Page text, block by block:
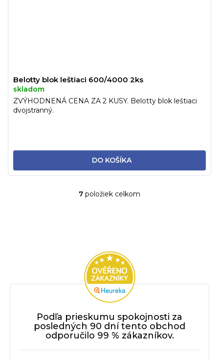
Belotty blok leštiaci 600/4000 2ks
skladom
DO KOŠÍKA
ZVÝHODNENÁ CENA ZA 2 KUSY. Belotty blok leštiaci
dvojstranný.
O
a
c
i
e
p
r
v
k
y
v
7 položiek celkom
Podľa prieskumu spokojnosti za
posledných 90 dní tento obchod
odporučilo 99 % zákazníkov.